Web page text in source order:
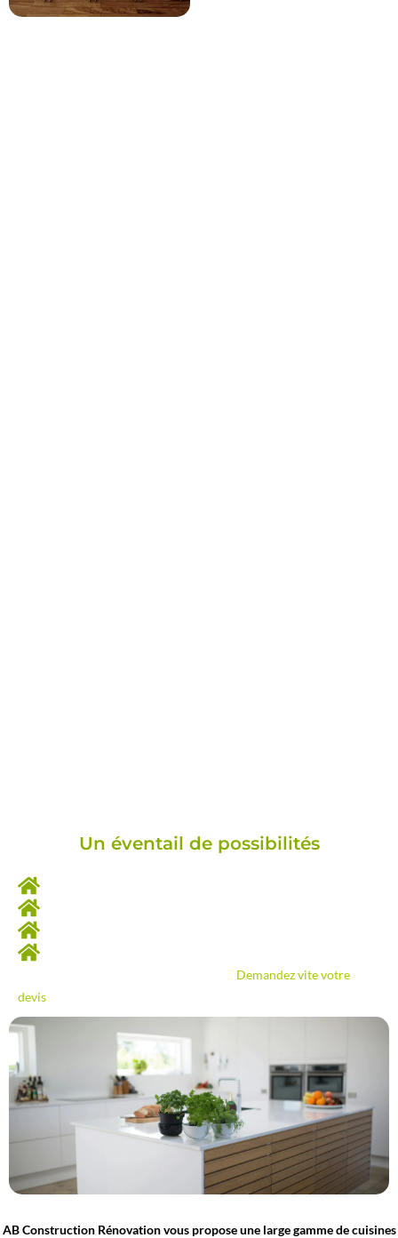
Un éventail de possibilités
Demandez vite votre
devis
AB Construction Rénovation vous propose une large gamme de cuisines